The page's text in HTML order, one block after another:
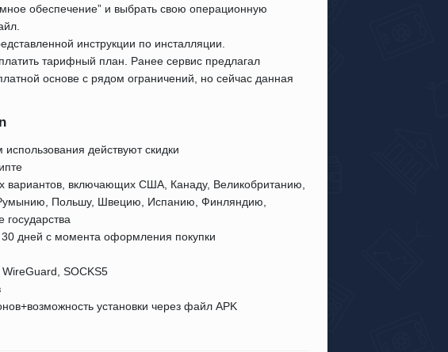
обеспечение” и выбрать свою операционную
инструкции по инсталляции.
тарифный план. Ранее сервис предлагал
основе с рядом ограничений, но сейчас данная
действуют скидки
вариантов, включающих США, Канаду, Великобританию,
Польшу, Швецию, Испанию, Финляндию,
30 дней с момента оформления покупки
SOCKS5
установки через файл APK